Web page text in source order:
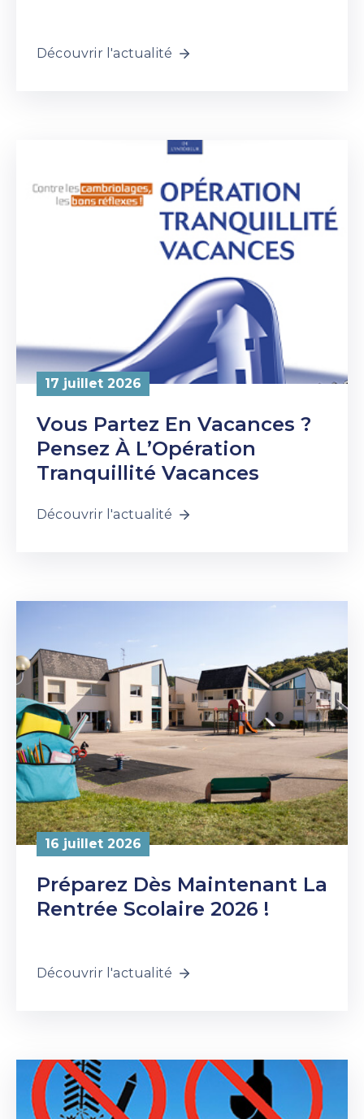
Découvrir l'actualité
17 juillet 2026
Vous Partez En Vacances ?
Pensez À L’Opération
Tranquillité Vacances
Découvrir l'actualité
16 juillet 2026
Préparez Dès Maintenant La
Rentrée Scolaire 2026 !
Découvrir l'actualité